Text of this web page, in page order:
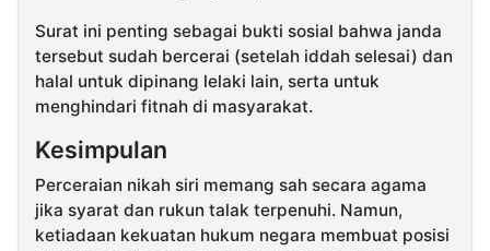
Surat ini penting sebagai bukti sosial bahwa janda
tersebut sudah bercerai (setelah iddah selesai) dan
halal untuk dipinang lelaki lain, serta untuk
menghindari fitnah di masyarakat.
Kesimpulan
Perceraian nikah siri memang sah secara agama
jika syarat dan rukun talak terpenuhi. Namun,
ketiadaan kekuatan hukum negara membuat posisi